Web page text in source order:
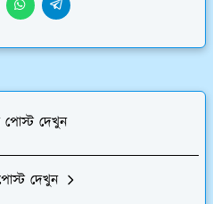
পোস্ট দেখুন
দেখুন